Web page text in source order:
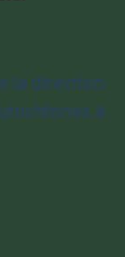
la direction
à